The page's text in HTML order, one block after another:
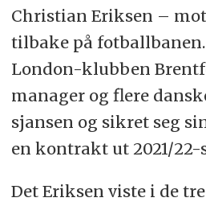
Christian Eriksen –
tilbake på fotballbanen.
London-klubben
manager og flere
sjansen og sikret seg
en kontrakt ut 2021/22-
Det Eriksen viste i de